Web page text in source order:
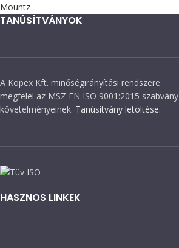
Mountz
TANÚSÍTVÁNYOK
A Kopex Kft. minőségirányítási rendszere
megfelel az MSZ EN ISO 9001:2015 szabvány
követelményeinek. Tanúsítvány letöltése.
HASZNOS LINKEK